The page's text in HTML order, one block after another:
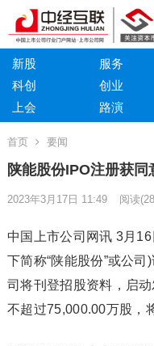
新股 服务
科创
创业
上会
路演
首页 要闻
陕能股份IPO注册获
2023年3月17日 11:49 阅读
中国上市公司网讯 3月
下简称“陕能股份”或公
司将刊登招股资料，启
不超过75,000.00万股，